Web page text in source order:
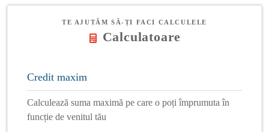
TE AJUTĂM SĂ-ȚI FACI CALCULELE
Calculatoare
Credit maxim
Calculează suma maximă pe care o poți împrumuta în
funcție de venitul tău